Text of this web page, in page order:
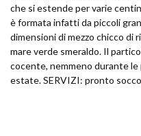
che si estende per varie
è formata infatti da piccoli
dimensioni di mezzo chicco di
mare verde smeraldo. Il
cocente, nemmeno durante
estate. SERVIZI: pronto